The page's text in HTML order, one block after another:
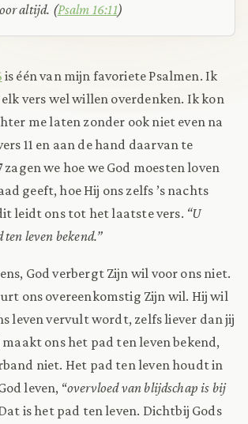
altijd. (Psalm 16:11)
is één van mijn favoriete Psalmen. Ik
vers wel willen overdenken. Ik kon
me laten zonder ook niet even na
11 en aan de hand daarvan te
zagen we hoe we God moesten loven
geeft, hoe Hij ons zelfs ’s nachts
leidt ons tot het laatste vers. “U
leven bekend.”
God verbergt Zijn wil voor ons niet.
ons overeenkomstig Zijn wil. Hij wil
leven vervult wordt, zelfs liever dan jij
ons het pad ten leven bekend,
niet. Het pad ten leven houdt in
leven, “overvloed van blijdschap is bij
is het pad ten leven. Dichtbij Gods